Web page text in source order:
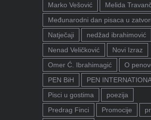
Marko Vešović
Melida
Međunarodni dan pisaca u
Natječaji
nedžad ibrahimović
Nenad Veličković
Novi Izraz
Omer Ć. Ibrahimagić
O
PEN BiH
PEN
Pisci u gostima
poezija
Predrag Finci
Promocije